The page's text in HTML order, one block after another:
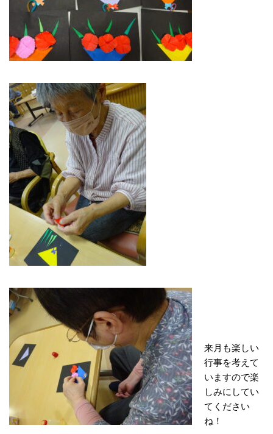
来月も楽しい
行事を考えて
いますので楽
しみにしてい
てください
ね！